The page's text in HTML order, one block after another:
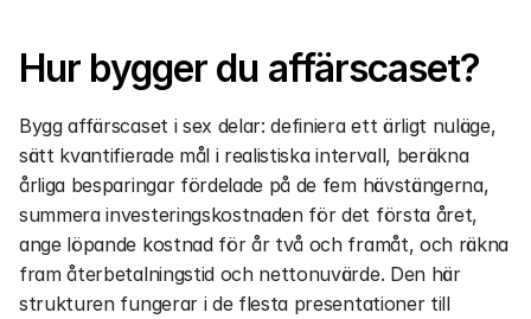
Hur bygger du affärscaset?
Bygg affärscaset i sex delar: definiera ett ärligt nuläge,
sätt kvantifierade mål i realistiska intervall, beräkna
årliga besparingar fördelade på de fem hävstängerna,
summera investeringskostnaden för det första året,
ange löpande kostnad för år två och framåt, och räkna
fram återbetalningstid och nettonuvärde. Den här
strukturen fungerar i de flesta presentationer till